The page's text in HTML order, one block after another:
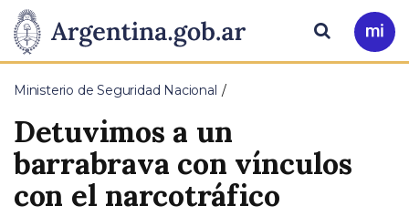
Presidencia
de
la
Nación
Pasar al contenido principal
Ir
a
Buscar
Ministerio de Seguridad Nacional
Detuvimos a un
barrabrava con vínculos
con el narcotráfico